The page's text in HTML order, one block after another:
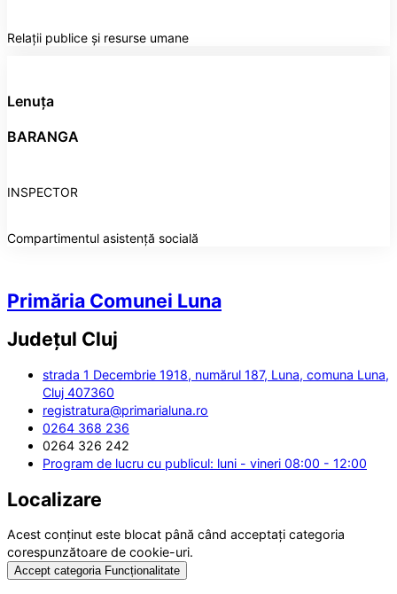
Relații publice și resurse umane
Lenuța
BARANGA
INSPECTOR
Compartimentul asistență socială
Primăria Comunei Luna
Județul Cluj
strada 1 Decembrie 1918, numărul 187, Luna, comuna Luna,
Cluj 407360
registratura@primarialuna.ro
0264 368 236
0264 326 242
Program de lucru cu publicul: luni - vineri 08:00 - 12:00
Localizare
Acest conținut este blocat până când acceptați categoria
corespunzătoare de cookie-uri.
Accept categoria Funcționalitate